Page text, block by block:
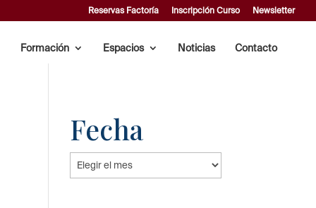
Reservas Factoría Inscripción Curso Newsletter
Formación Espacios Noticias Contacto
Fecha
Fecha